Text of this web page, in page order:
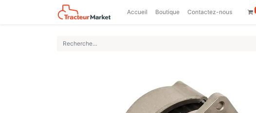
Accueil Boutique Contactez-nous